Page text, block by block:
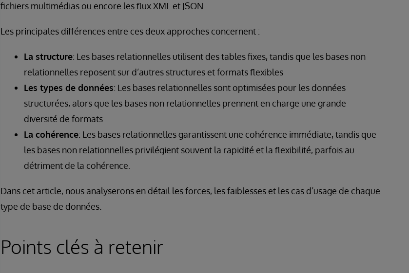
fichiers multimédias ou encore les flux XML et JSON.
Les principales différences entre ces deux approches concernent :
La structure: Les bases relationnelles utilisent des tables fixes, tandis que les bases non
relationnelles reposent sur d’autres structures et formats flexibles
Les types de données: Les bases relationnelles sont optimisées pour les données
structurées, alors que les bases non relationnelles prennent en charge une grande
diversité de formats
La cohérence: Les bases relationnelles garantissent une cohérence immédiate, tandis que
les bases non relationnelles privilégient souvent la rapidité et la flexibilité, parfois au
détriment de la cohérence.
Dans cet article, nous analyserons en détail les forces, les faiblesses et les cas d’usage de chaque
type de base de données.
Points clés à retenir